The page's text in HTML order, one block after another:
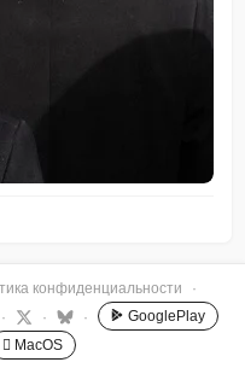
конфиденциальности
·
· · ·
GooglePlay
 MacOS